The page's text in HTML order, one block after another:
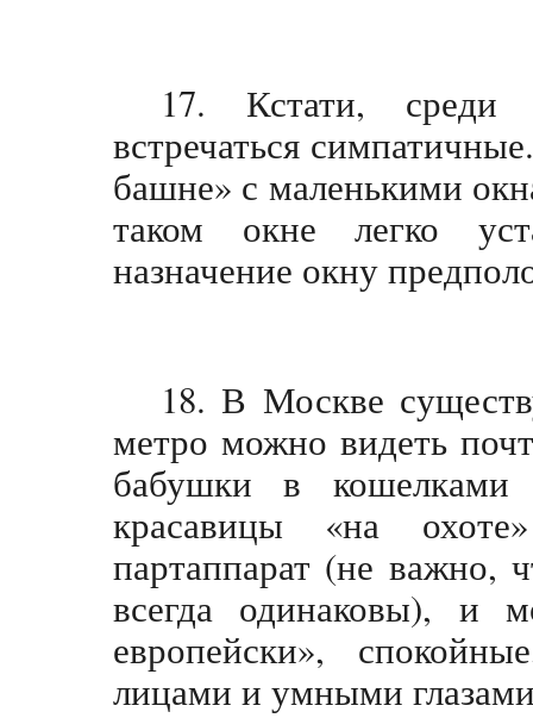
17. Кстати, среди
встречаться
башне» с маленькими
таком окне легко
назначение окну
18. В Москве
метро можно видеть
бабушки в
красавицы «на
партаппарат (не важно,
всегда одинаковы), и
европейски»,
лицами и умными